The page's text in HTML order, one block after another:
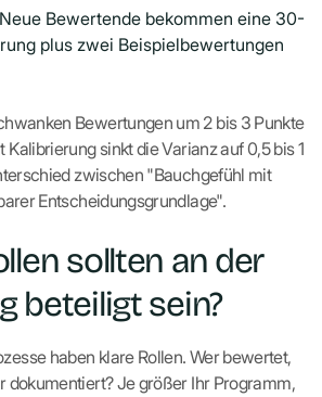
Neue Bewertende bekommen eine 30-
plus zwei Beispielbewertungen
Bewertungen um 2 bis 3 Punkte
sinkt die Varianz auf 0,5 bis 1
zwischen "Bauchgefühl mit
Entscheidungsgrundlage".
sollten an der
beteiligt sein?
haben klare Rollen. Wer bewertet,
dokumentiert? Je größer Ihr Programm,